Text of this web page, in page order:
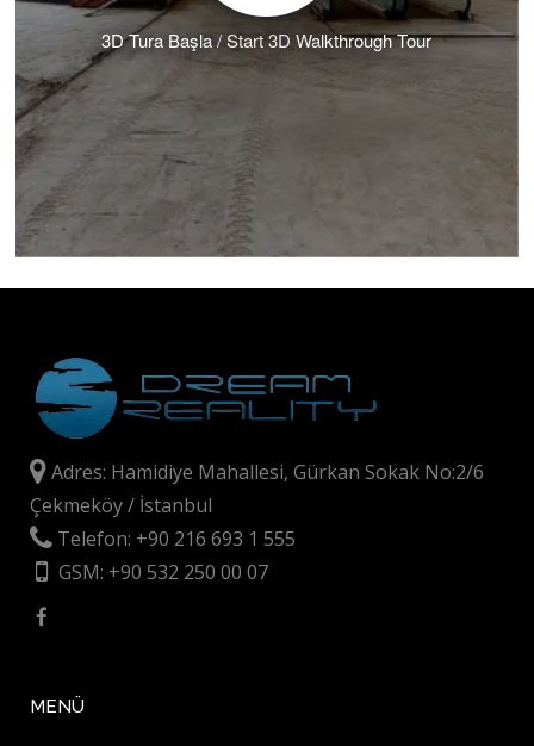
3D Tura Başla / Start 3D Walkthrough Tour
Adres: Hamidiye Mahallesi, Gürkan Sokak No:2/6
Çekmeköy / İstanbul
Telefon: +90 216 693 1 555
GSM: +90 532 250 00 07
MENÜ